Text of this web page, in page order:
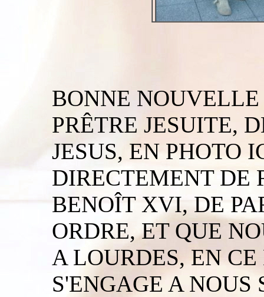
BONNE
PRÊTRE JESUITE,
JESUS, EN PHOTO
DIRECTEMENT DE
BENOÎT XVI, DE
ORDRE, ET QUE
A LOURDES, EN
S'ENGAGE A